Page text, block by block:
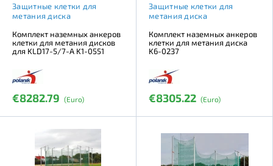
Защитные клетки для
метания диска
Комплект наземных анкеров
клетки для метания дисков
для KLD17-5/7-A K1-0551
€8282.79 (Euro)
Защитные клетки для
метания диска
Комплект наземных анкеров
клетки для метания диска
K6-0237
€8305.22 (Euro)